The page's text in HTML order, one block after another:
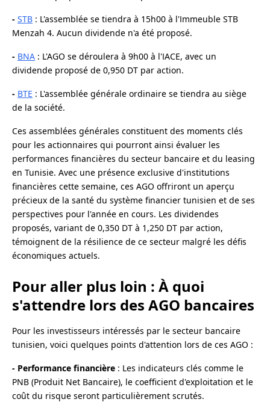
- STB : L'assemblée se tiendra à 15h00 à l'Immeuble STB
Menzah 4. Aucun dividende n'a été proposé.
- BNA : L'AGO se déroulera à 9h00 à l'IACE, avec un
dividende proposé de 0,950 DT par action.
- BTE : L'assemblée générale ordinaire se tiendra au siège
de la société.
Ces assemblées générales constituent des moments clés
pour les actionnaires qui pourront ainsi évaluer les
performances financières du secteur bancaire et du leasing
en Tunisie. Avec une présence exclusive d'institutions
financières cette semaine, ces AGO offriront un aperçu
précieux de la santé du système financier tunisien et de ses
perspectives pour l'année en cours. Les dividendes
proposés, variant de 0,350 DT à 1,250 DT par action,
témoignent de la résilience de ce secteur malgré les défis
économiques actuels.
Pour aller plus loin : À quoi
s'attendre lors des AGO bancaires
Pour les investisseurs intéressés par le secteur bancaire
tunisien, voici quelques points d'attention lors de ces AGO :
- Performance financière : Les indicateurs clés comme le
PNB (Produit Net Bancaire), le coefficient d'exploitation et le
coût du risque seront particulièrement scrutés.